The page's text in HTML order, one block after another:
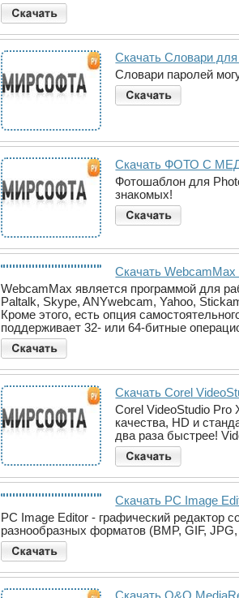
Скачать Словари
Словари паролей
Скачать ФОТО С
Фотошаблон для
знакомых!
Скачать WebcamMax
WebcamMax является программой для
Paltalk, Skype, ANYwebcam, Yahoo,
Кроме этого, есть опция
поддерживает 32- или 64-битные
Скачать Corel
Corel VideoStudio Pro
качества, HD и
два раза быстрее!
Скачать PC Image
PC Image Editor - графический редактор
разнообразных форматов (BMP, GIF,
Скачать O&O